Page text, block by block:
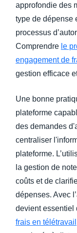
approfondie des
type de dépense
processus
Comprendre le
engagement de
gestion efficace
Une bonne
plateforme
des demandes
centraliser
plateforme.
la gestion de
coûts et de
dépenses. Avec
devient essentiel
frais en télétravail